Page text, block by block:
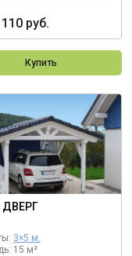
руб.
Купить
ДВЕРГ
3×5 м.
15 м²